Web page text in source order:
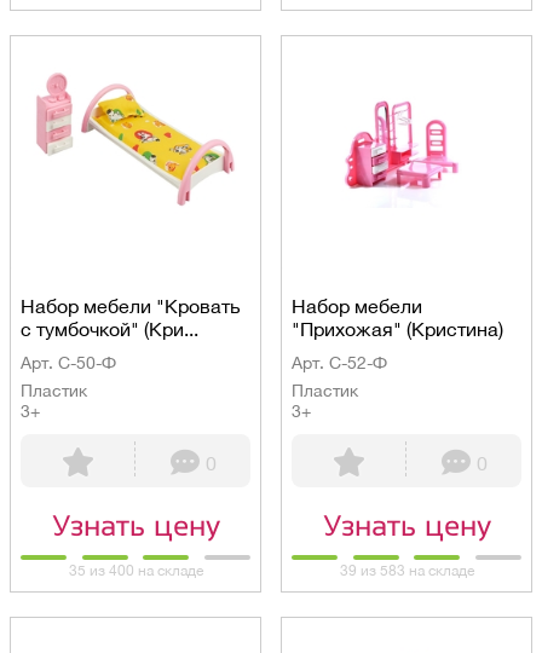
Набор мебели "Кровать
с тумбочкой" (Кри...
Арт. С-50-Ф
Пластик
3+
0
Узнать цену
35 из 400 на складе
Набор мебели
"Прихожая" (Кристина)
Арт. С-52-Ф
Пластик
3+
0
Узнать цену
39 из 583 на складе